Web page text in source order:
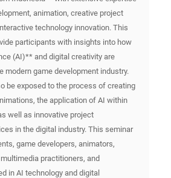
animation, creative project
technology innovation. This
participants with insights into how
(AI)** and digital creativity are
modern game development industry.
be exposed to the process of creating
the application of AI within
well as innovative project
in the digital industry. This seminar
game developers, animators,
practitioners, and
in AI technology and digital